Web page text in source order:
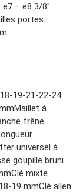
– e8 3/8″ :
portes
19-21-22-24
à
frêne
universel à
goupille bruni
mixte
19 mmClé allen